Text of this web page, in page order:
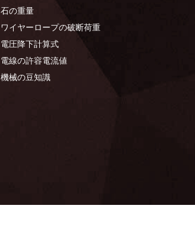
石の重量
ワイヤーロープの破断荷重
電圧降下計算式
電線の許容電流値
機械の豆知識